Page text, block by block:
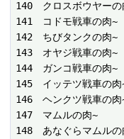
140　クロスボウヤーの
141　コドモ戦車の肉~
142　ちびタンクの肉~
143　オヤジ戦車の肉~
144　ガンコ戦車の肉~
145　イッテツ戦車の肉
146　ヘンクツ戦車の肉
147　マムルの肉~
148　あなぐらマムルの